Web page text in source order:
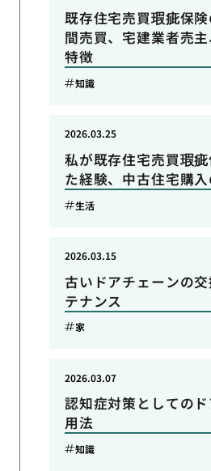
既存住宅売買瑕疵保
間売買、宅建業者売
特徴
知識
私が既存住宅売買瑕
た経験、中古住宅購
2026.03.25
生活
古いドアチェーンの
テナンス
2026.03.15
家
認知症対策としての
用法
2026.03.07
知識